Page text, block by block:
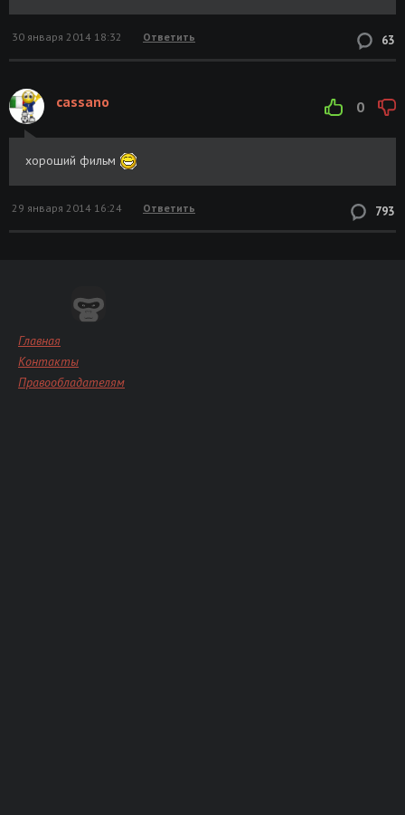
63
30 января 2014 18:32 Ответить
0
cassano
хороший фильм
793
29 января 2014 16:24 Ответить
Главная
Контакты
Правообладателям